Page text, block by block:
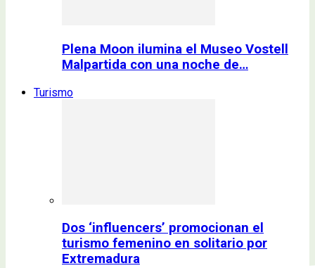
Plena Moon ilumina el Museo Vostell
Malpartida con una noche de…
Turismo
Dos ‘influencers’ promocionan el
turismo femenino en solitario por
Extremadura